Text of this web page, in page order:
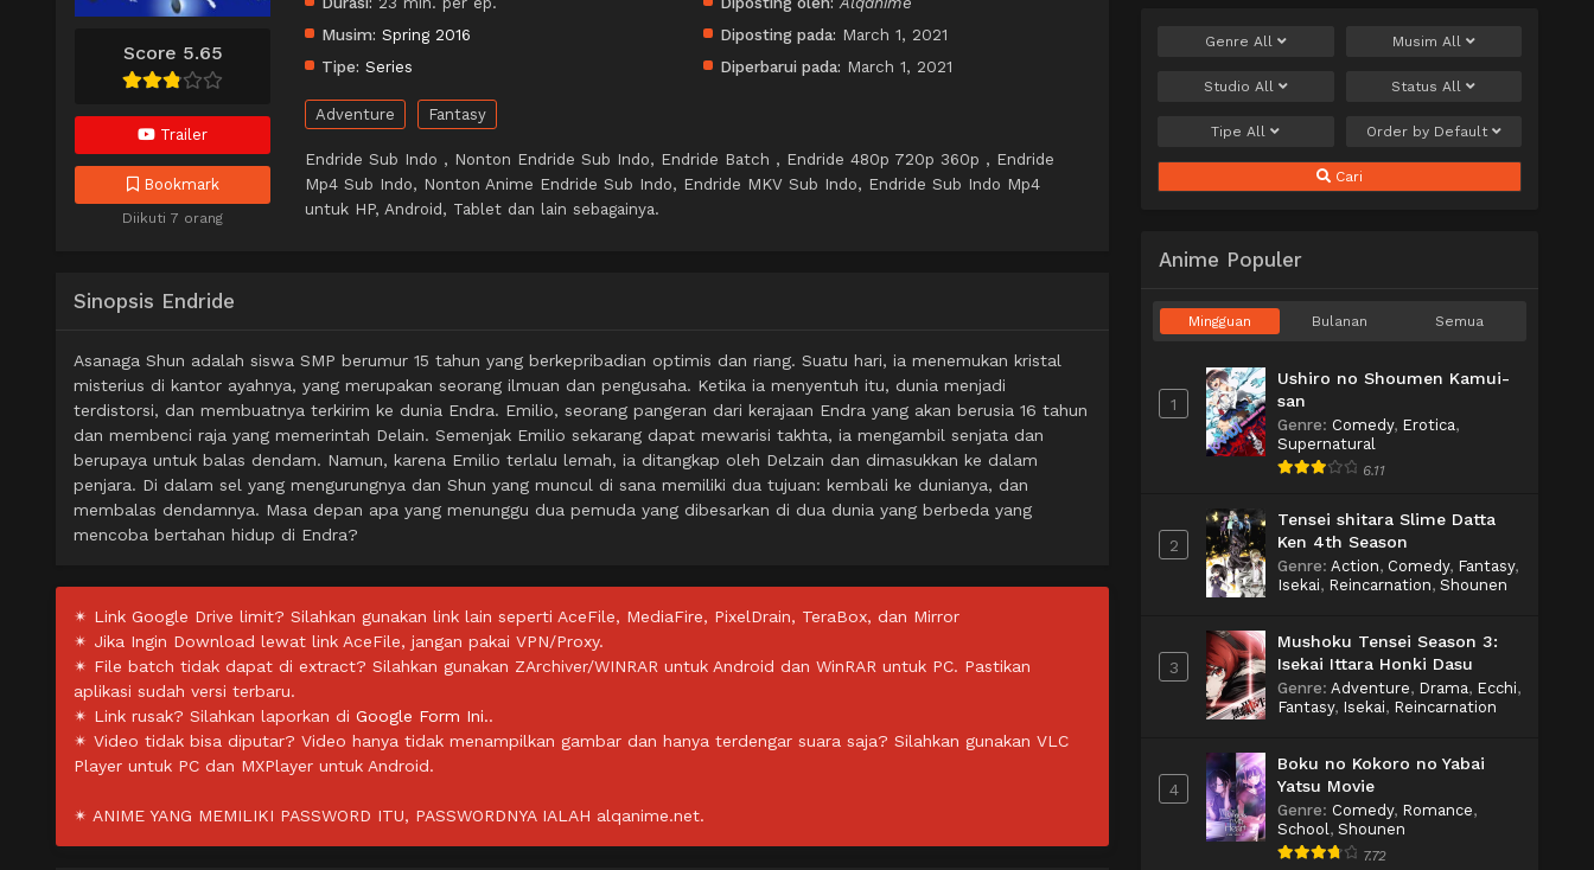
Score 5.65
Trailer
Bookmark
Diikuti 7 orang
Musim: Spring 2016
Tipe: Series
Diposting pada: March 1, 2021
Diperbarui pada: March 1, 2021
Adventure Fantasy
Endride Sub Indo , Nonton Endride Sub Indo, Endride Batch , Endride 480p 720p 360p , Endride
Mp4 Sub Indo, Nonton Anime Endride Sub Indo, Endride MKV Sub Indo, Endride Sub Indo Mp4
untuk HP, Android, Tablet dan lain sebagainya.
Sinopsis Endride
Asanaga Shun adalah siswa SMP berumur 15 tahun yang berkepribadian optimis dan riang. Suatu hari, ia menemukan kristal
misterius di kantor ayahnya, yang merupakan seorang ilmuan dan pengusaha. Ketika ia menyentuh itu, dunia menjadi
terdistorsi, dan membuatnya terkirim ke dunia Endra. Emilio, seorang pangeran dari kerajaan Endra yang akan berusia 16 tahun
dan membenci raja yang memerintah Delain. Semenjak Emilio sekarang dapat mewarisi takhta, ia mengambil senjata dan
berupaya untuk balas dendam. Namun, karena Emilio terlalu lemah, ia ditangkap oleh Delzain dan dimasukkan ke dalam
penjara. Di dalam sel yang mengurungnya dan Shun yang muncul di sana memiliki dua tujuan: kembali ke dunianya, dan
membalas dendamnya. Masa depan apa yang menunggu dua pemuda yang dibesarkan di dua dunia yang berbeda yang
mencoba bertahan hidup di Endra?
✴ Link Google Drive limit? Silahkan gunakan link lain seperti AceFile, MediaFire, PixelDrain, TeraBox, dan Mirror
✴ Jika Ingin Download lewat link AceFile, jangan pakai VPN/Proxy.
✴ File batch tidak dapat di extract? Silahkan gunakan ZArchiver/WINRAR untuk Android dan WinRAR untuk PC. Pastikan
aplikasi sudah versi terbaru.
✴ Link rusak? Silahkan laporkan di Google Form Ini..
✴ Video tidak bisa diputar? Video hanya tidak menampilkan gambar dan hanya terdengar suara saja? Silahkan gunakan VLC
Player untuk PC dan MXPlayer untuk Android.
✴ ANIME YANG MEMILIKI PASSWORD ITU, PASSWORDNYA IALAH alqanime.net.
Genre All Musim All
Studio All StatusAll
TipeAll Order by Default
Cari
Anime Populer
Mingguan Bulanan Semua
1
Ushiro no Shoumen Kamui-
san
Genre: Comedy, Erotica,
Supernatural
6.11
2
Tensei shitara Slime Datta
Ken 4th Season
Genre: Action, Comedy, Fantasy,
Isekai, Reincarnation, Shounen
3
Mushoku Tensei Season 3:
Isekai Ittara Honki Dasu
Genre: Adventure, Drama, Ecchi,
Fantasy, Isekai, Reincarnation
4
Boku no Kokoro no Yabai
Yatsu Movie
Genre: Comedy, Romance,
School, Shounen
7.72